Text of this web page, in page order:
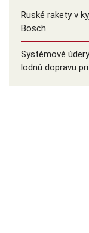
Ruské rakety v
Bosch
Systémové
lodnú dopravu